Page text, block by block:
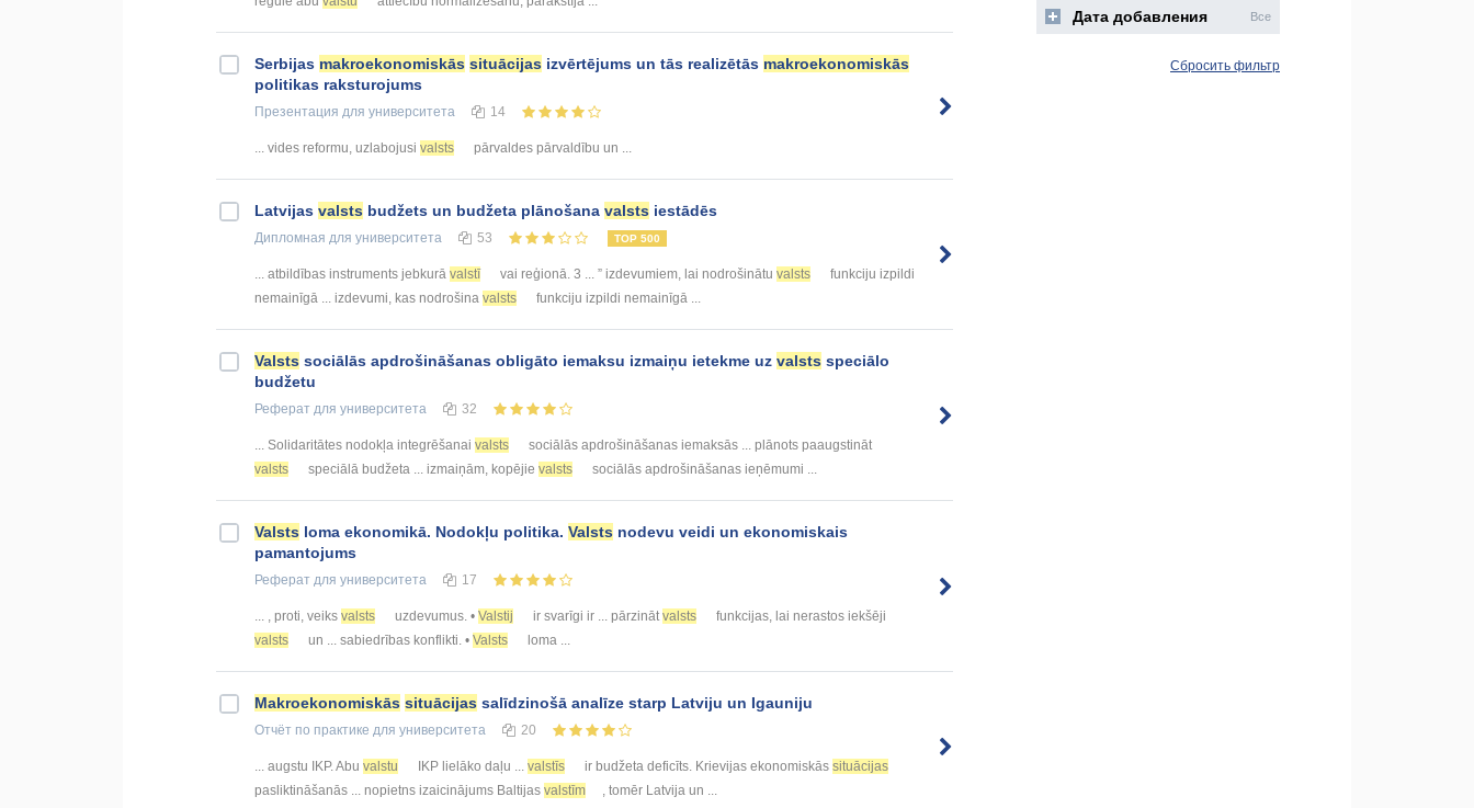
Serbijas makroekonomiskās situācijas izvērtējums un tās realizētās makroekonomiskās
politikas raksturojums
Презентация для университета 14
... vides reformu, uzlabojusi valsts pārvaldes pārvaldību un ...
Latvijas valsts budžets un budžeta plānošana valsts iestādēs
Дипломная для университета 53 TOP 500
... atbildības instruments jebkurā valstī vai reģionā. 3 ... ” izdevumiem, lai nodrošinātu valsts
funkciju izpildi
nemainīgā ... izdevumi, kas nodrošina valsts funkciju izpildi nemainīgā ...
Valsts sociālās apdrošināšanas obligāto iemaksu izmaiņu ietekme uz valsts speciālo
budžetu
Реферат для университета 32
... Solidaritātes nodokļa integrēšanai valsts
sociālās apdrošināšanas iemaksās ... plānots paaugstināt
valsts
speciālā budžeta ... izmaiņām, kopējie valsts sociālās apdrošināšanas ieņēmumi ...
Valsts loma ekonomikā. Nodokļu politika. Valsts nodevu veidi un ekonomiskais
pamantojums
Реферат для университета 17
... , proti, veiks valsts uzdevumus. • Valstij ir svarīgi ir ... pārzinātvalsts
funkcijas, lai nerastos iekšēji
valsts
un ... sabiedrības konflikti. • Valsts loma ...
Makroekonomiskās situācijas salīdzinošā analīze starp Latviju un Igauniju
Отчёт по практике для университета 20
... augstu IKP. Abu valstu IKP lielāko daļu ... valstīs ir budžeta deficīts. Krievijas ekonomiskās situācijas
pasliktināšanās ... nopietns izaicinājums Baltijas valstīm , tomēr Latvija un ...
Дата добавления Все
Сбросить фильтр